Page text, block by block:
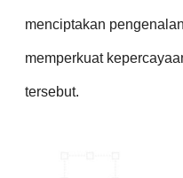
menciptakan
memperkuat
tersebut.